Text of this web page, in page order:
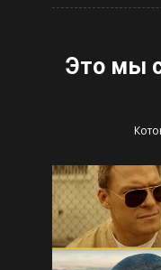
Это мы